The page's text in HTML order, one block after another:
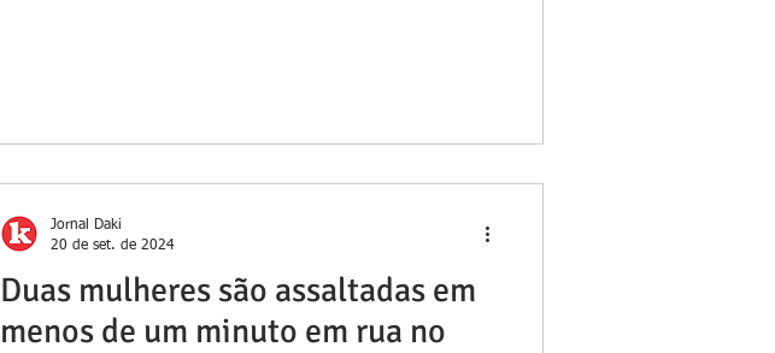
Duas mulheres são assaltadas em
menos de um minuto em rua no
Jornal Daki
20 de set. de 2024